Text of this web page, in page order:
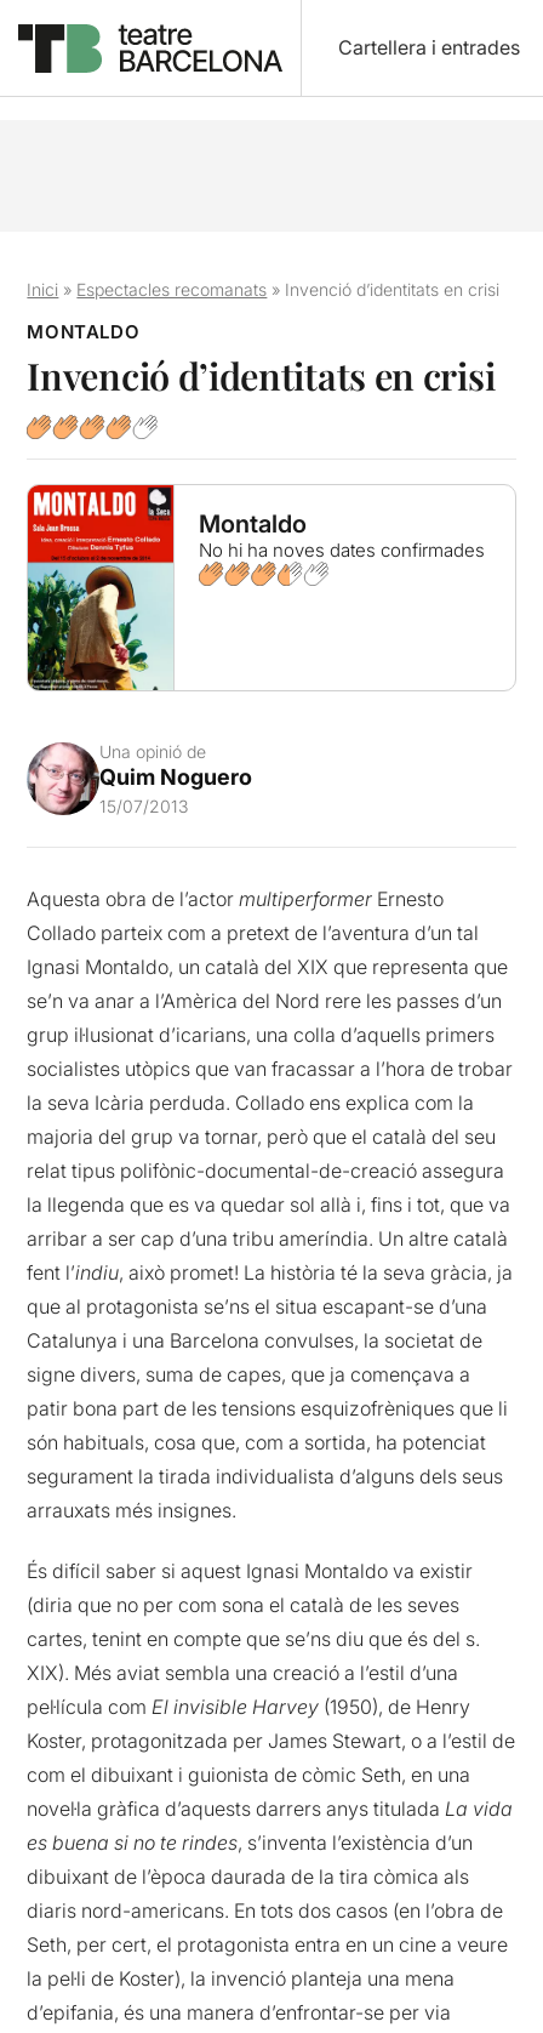
Cartellera i entrades
Inici » Espectacles recomanats » Invenció d’identitats en crisi
MONTALDO
Invenció d’identitats en crisi
Montaldo
No hi ha noves dates confirmades
Una opinió de
Quim Noguero
15/07/2013
Aquesta obra de l’actormultiperformer Ernesto
Collado parteix com a pretext de l’aventura d’un tal
Ignasi Montaldo, un català del XIX que representa que
se’n va anar a l’Amèrica del Nord rere les passes d’un
grup il·lusionat d’icarians, una colla d’aquells primers
socialistes utòpics que van fracassar a l’hora de trobar
la seva Icària perduda. Collado ens explica com la
majoria del grup va tornar, però que el català del seu
relat tipus polifònic-documental-de-creació assegura
la llegenda que es va quedar sol allà i, fins i tot, que va
arribar a ser cap d’una tribu ameríndia. Un altre català
fent l’indiu, això promet! La història té la seva gràcia, ja
que al protagonista se’ns el situa escapant-se d’una
Catalunya i una Barcelona convulses, la societat de
signe divers, suma de capes, que ja començava a
patir bona part de les tensions esquizofrèniques que li
són habituals, cosa que, com a sortida, ha potenciat
segurament la tirada individualista d’alguns dels seus
arrauxats més insignes.
És difícil saber si aquest Ignasi Montaldo va existir
(diria que no per com sona el català de les seves
cartes, tenint en compte que se’ns diu que és del s.
XIX). Més aviat sembla una creació a l’estil d’una
pel·lícula comEl invisible Harvey (1950), de Henry
Koster, protagonitzada per James Stewart, o a l’estil de
com el dibuixant i guionista de còmic Seth, en una
novel·la gràfica d’aquests darrers anys tituladaLa vida
es buena si no te rindes, s’inventa l’existència d’un
dibuixant de l’època daurada de la tira còmica als
diaris nord-americans. En tots dos casos (en l’obra de
Seth, per cert, el protagonista entra en un cine a veure
la pel·li de Koster), la invenció planteja una mena
d’epifania, és una manera d’enfrontar-se per via